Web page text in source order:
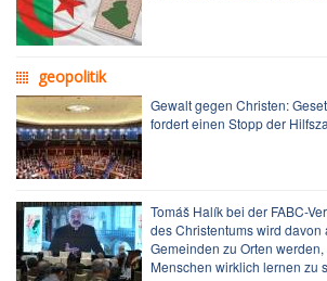
geopolitik
Gewalt gegen Christen:
fordert einen Stopp der
Tomáš Halík bei der FABC-
des Christentums wird
Gemeinden zu Orten
Menschen wirklich lernen zu